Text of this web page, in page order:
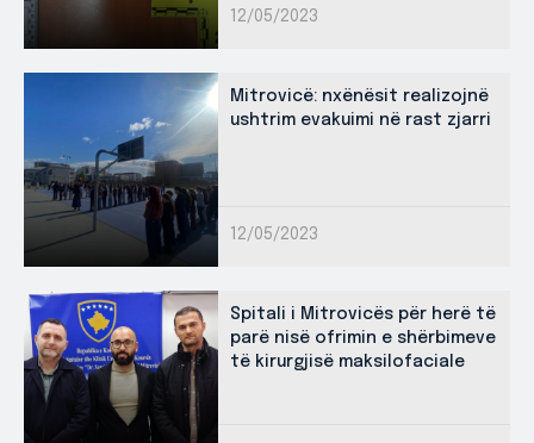
12/05/2023
Mitrovicë: nxënësit realizojnë
ushtrim evakuimi në rast zjarri
12/05/2023
Spitali i Mitrovicës për herë të
parë nisë ofrimin e shërbimeve
të kirurgjisë maksilofaciale